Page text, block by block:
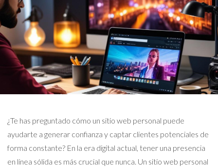
¿Te has preguntado cómo un sitio web personal puede
ayudarte a generar confianza y captar clientes potenciales de
forma constante? En la era digital actual, tener una presencia
en línea sólida es más crucial que nunca. Un sitio web personal